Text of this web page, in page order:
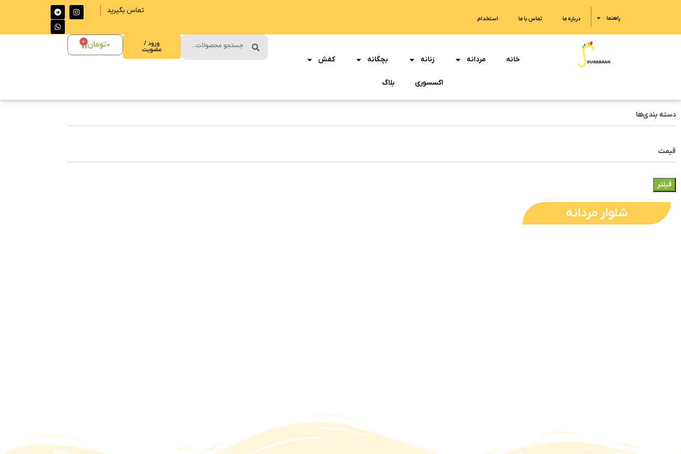
تماس بگیرید
راهنما درباره ما تماس با ما استخدام
خانه مردانه زنانه بچگانه کفش
اکسسوری بلاگ
ورود /
عضویت 0تومان 0
دسته بندی‌ها
قیمت
فیلتر
شلوار مردانه